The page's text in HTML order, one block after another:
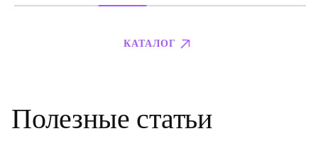
КАТАЛОГ
Полезные статьи